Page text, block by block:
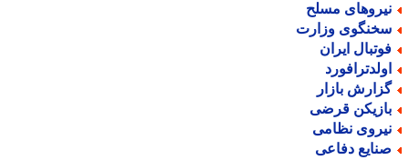
مسلح
وزارت
ایران
بازار
قرضی
نظامی
دفاعی